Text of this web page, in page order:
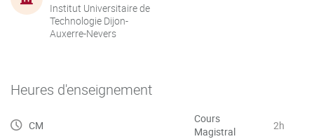
Institut Universitaire de
Technologie Dijon-
Auxerre-Nevers
Heures d'enseignement
CM
Cours
Magistral
2h